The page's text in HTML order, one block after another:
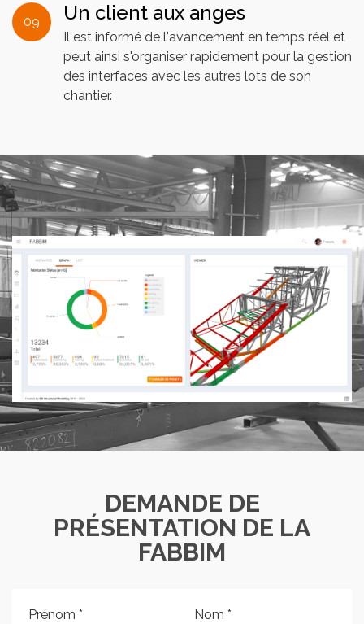
09 Un client aux anges
Il est informé de l'avancement en temps réel et
peut ainsi s'organiser rapidement pour la gestion
des interfaces avec les autres lots de son
chantier.
DEMANDE DE
PRÉSENTATION DE LA
FABBIM
Prénom * Nom *